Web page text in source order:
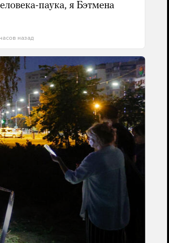
паука, я Бэтмена
назад